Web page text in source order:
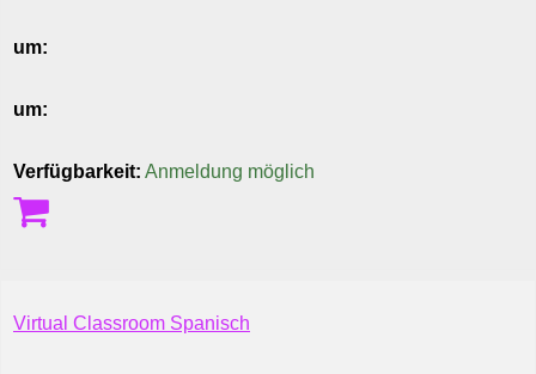
um:
um:
Verfügbarkeit: Anmeldung möglich
Virtual Classroom Spanisch